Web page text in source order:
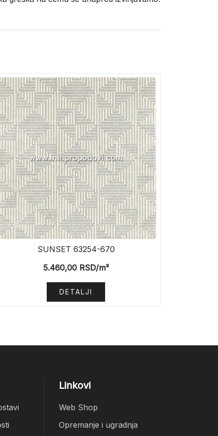
SUNSET 63254-670
5.460,00RSD/m²
DETALJI
Linkovi
Web Shop
Opremanje i ugradnja